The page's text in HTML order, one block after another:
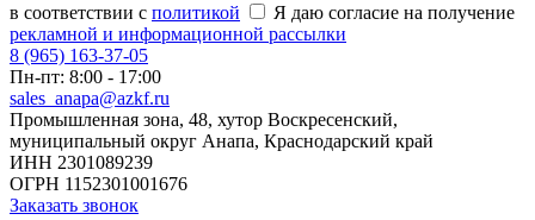
в соответствии с политикой
Я даю согласие на получение
рекламной и информационной рассылки
8 (965) 163-37-05
Пн-пт: 8:00 - 17:00
sales_anapa@azkf.ru
Промышленная зона, 48, хутор Воскресенский,
муниципальный округ Анапа, Краснодарский край
ИНН 2301089239
ОГРН 1152301001676
Заказать звонок